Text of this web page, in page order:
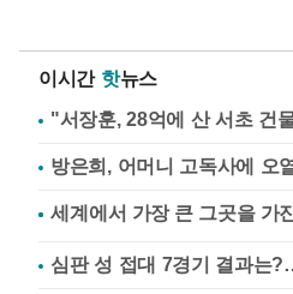
이시간 핫뉴스
"서장훈, 28억에 산 서초 건
방은희, 어머니 고독사에 오
심판 성 접대 7경기 결과는